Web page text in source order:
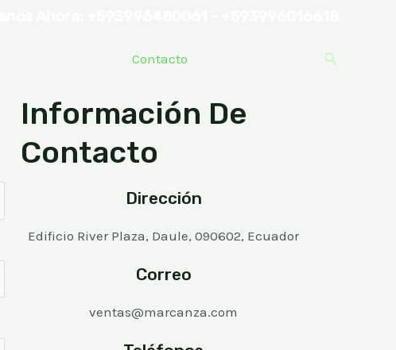
Contacto
Información De
Contacto
Dirección
Edificio River Plaza, Daule, 090602, Ecuador
Correo
ventas@marcanza.com